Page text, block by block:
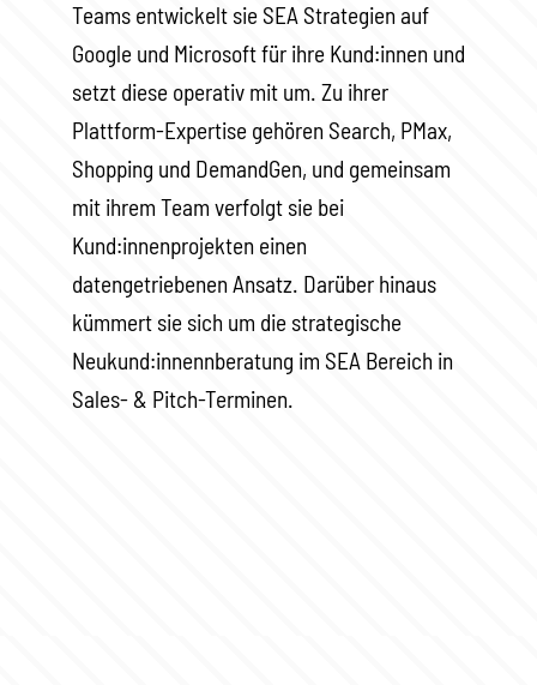
Teams entwickelt sie SEA Strategien auf
Google und Microsoft für ihre Kund:innen und
setzt diese operativ mit um. Zu ihrer
Plattform-Expertise gehören Search, PMax,
Shopping und DemandGen, und gemeinsam
mit ihrem Team verfolgt sie bei
Kund:innenprojekten einen
datengetriebenen Ansatz. Darüber hinaus
kümmert sie sich um die strategische
Neukund:innennberatung im SEA Bereich in
Sales- & Pitch-Terminen.